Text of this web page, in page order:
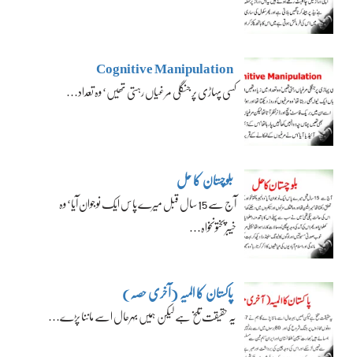
Cognitive Manipulation
کسی پہاڑی پر جنگلی مرغیاں رہتی تھیں‘ وہ تعداد…
بلوچستان کا حل
آج سے 15 سال قبل میرے پاس ایک نوجوان آیا‘ وہ
خیبرپختونخواہ…
پاکستان کا المیہ (آخری حصہ)
یہ حقیقت تلخ ہے لیکن ہمیں بہرحال اسے ماننا پڑے…